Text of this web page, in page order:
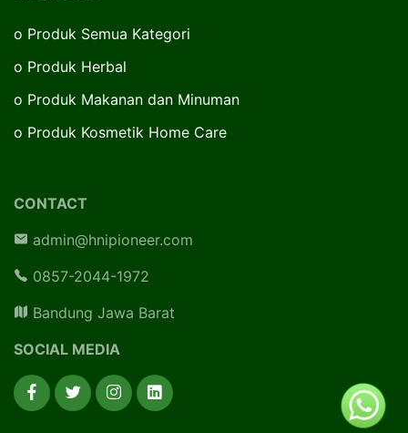
o Produk Semua Kategori
o Produk Herbal
o Produk Makanan dan Minuman
o Produk Kosmetik Home Care
CONTACT
admin@hnipioneer.com
0857-2044-1972
Bandung Jawa Barat
SOCIAL MEDIA